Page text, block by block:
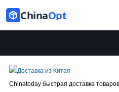
ChinaOpt
Chinatoday быстрая доставка